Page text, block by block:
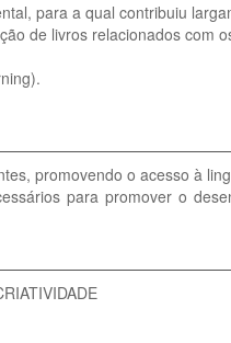
para a qual contribuiu
de livros relacionados com
promovendo o acesso à
para promover o